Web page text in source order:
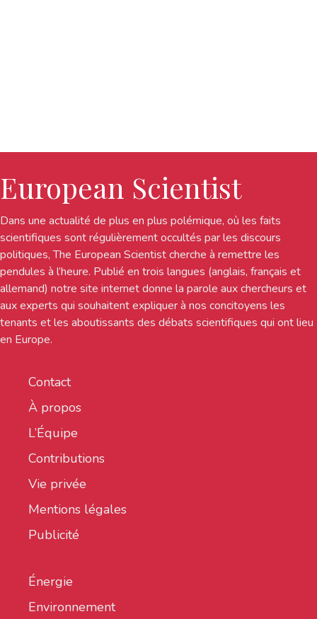
European Scientist
Dans une actualité de plus en plus polémique, où les faits
scientifiques sont régulièrement occultés par les discours
politiques, The European Scientist cherche à remettre les
pendules à l’heure. Publié en trois langues (anglais, français et
allemand) notre site internet donne la parole aux chercheurs et
aux experts qui souhaitent expliquer à nos concitoyens les
tenants et les aboutissants des débats scientifiques qui ont lieu
en Europe.
Contact
À propos
L’Équipe
Contributions
Vie privée
Mentions légales
Publicité
Énergie
Environnement